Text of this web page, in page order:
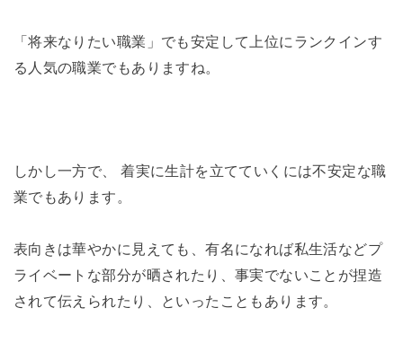
「将来なりたい職業」でも安定して上位にランクインす
る人気の職業でもありますね。
しかし一方で、 着実に生計を立てていくには不安定な職
業でもあります。
表向きは華やかに見えても、有名になれば私生活などプ
ライベートな部分が晒されたり、事実でないことが捏造
されて伝えられたり、といったこともあります。